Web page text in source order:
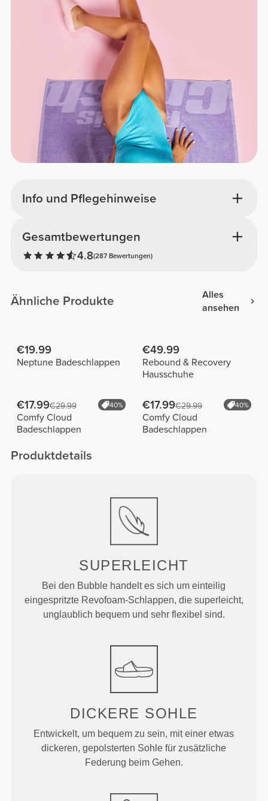
Info und Pflegehinweise
Gesamtbewertungen
4.8(287 Bewertungen)
Ähnliche Produkte
Alles
ansehen
€19.99
Neptune Badeschlappen
€49.99
Rebound & Recovery
Hausschuhe
€17.99€29.99 40%
Comfy Cloud
Badeschlappen
€17.99€29.99 40%
Comfy Cloud
Badeschlappen
Produktdetails
SUPERLEICHT
Bei den Bubble handelt es sich um einteilig
eingespritzte Revofoam-Schlappen, die superleicht,
unglaublich bequem und sehr flexibel sind.
DICKERE SOHLE
Entwickelt, um bequem zu sein, mit einer etwas
dickeren, gepolsterten Sohle für zusätzliche
Federung beim Gehen.